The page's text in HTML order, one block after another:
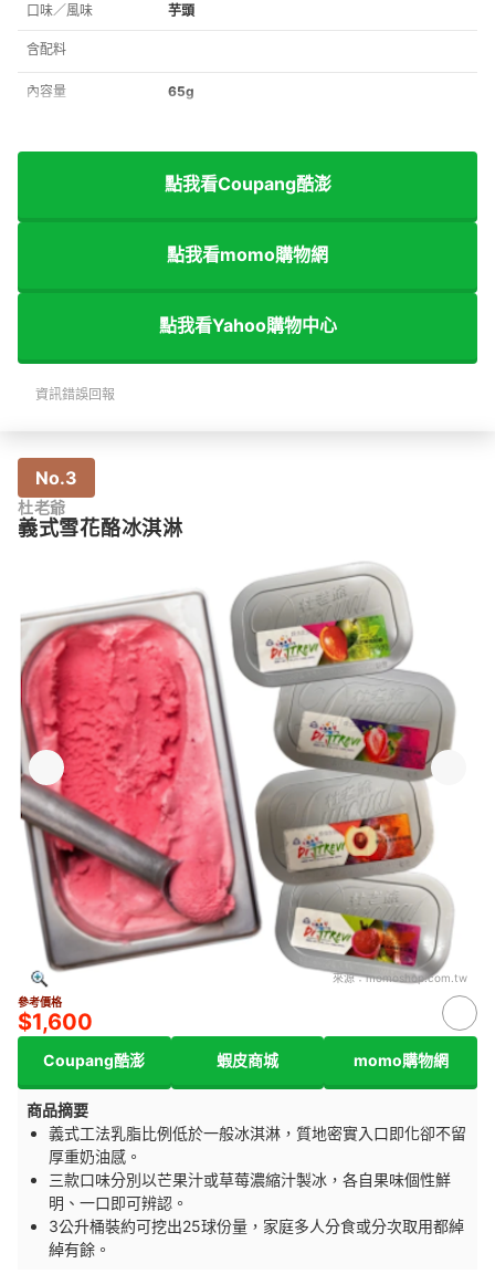
口味／風味 芋頭
含配料
內容量 65g
點我看Coupang酷澎
點我看momo購物網
點我看Yahoo購物中心
資訊錯誤回報
No.3
杜老爺
義式雪花酪冰淇淋
來源：momoshop.com.tw
參考價格
$1,600
Coupang酷澎 蝦皮商城 momo購物網
商品摘要
義式工法乳脂比例低於一般冰淇淋，質地密實入口即化卻不留
厚重奶油感。
三款口味分別以芒果汁或草莓濃縮汁製冰，各自果味個性鮮
明、一口即可辨認。
3公升桶裝約可挖出25球份量，家庭多人分食或分次取用都綽
綽有餘。